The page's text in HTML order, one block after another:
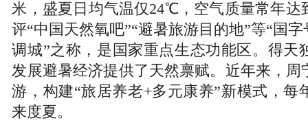
米，盛夏日均气温仅24℃，空气质量常年达
评“中国天然氧吧”“避暑旅游目的地”等“国
调城”之称，是国家重点生态功能区。得天
发展避暑经济提供了天然禀赋。近年来，周
游，构建“旅居养老+多元康养”新模式，每
来度夏。